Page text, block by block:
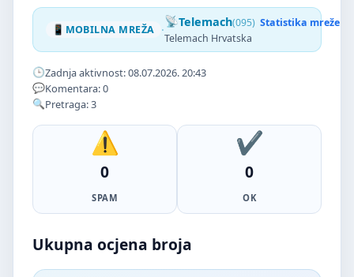
MOBILNA MREŽA · Telemach(095) Statistika mreže
Telemach Hrvatska
Zadnja aktivnost: 08.07.2026. 20:43
Komentara: 0
Pretraga: 3
0
SPAM
0
OK
Ukupna ocjena broja